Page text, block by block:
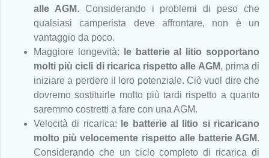
alle AGM. Considerando i problemi di peso che
qualsiasi camperista deve affrontare, non è un
vantaggio da poco.
Maggiore longevità:
le batterie al litio sopportano
molti più cicli di ricarica rispetto alle AGM, prima di
iniziare a perdere il loro potenziale. Ciò vuol dire che
dovremo sostituirle molto più tardi rispetto a quanto
saremmo costretti a fare con una AGM.
Velocità di ricarica:
le batterie al litio si ricaricano
molto più velocemente rispetto alle batterie AGM.
Considerando che un ciclo completo di ricarica di